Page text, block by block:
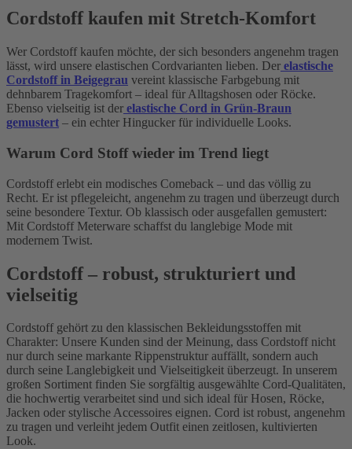
Cordstoff kaufen mit Stretch-Komfort
Wer Cordstoff kaufen möchte, der sich besonders angenehm tragen
lässt, wird unsere elastischen Cordvarianten lieben. Der elastische
Cordstoff in Beigegrau vereint klassische Farbgebung mit
dehnbarem Tragekomfort – ideal für Alltagshosen oder Röcke.
Ebenso vielseitig ist der elastische Cord in Grün-Braun
gemustert – ein echter Hingucker für individuelle Looks.
Warum Cord Stoff wieder im Trend liegt
Cordstoff erlebt ein modisches Comeback – und das völlig zu
Recht. Er ist pflegeleicht, angenehm zu tragen und überzeugt durch
seine besondere Textur. Ob klassisch oder ausgefallen gemustert:
Mit Cordstoff Meterware schaffst du langlebige Mode mit
modernem Twist.
Cordstoff – robust, strukturiert und
vielseitig
Cordstoff gehört zu den klassischen Bekleidungsstoffen mit
Charakter: Unsere Kunden sind der Meinung, dass Cordstoff nicht
nur durch seine markante Rippenstruktur auffällt, sondern auch
durch seine Langlebigkeit und Vielseitigkeit überzeugt. In unserem
großen Sortiment finden Sie sorgfältig ausgewählte Cord-Qualitäten,
die hochwertig verarbeitet sind und sich ideal für Hosen, Röcke,
Jacken oder stylische Accessoires eignen. Cord ist robust, angenehm
zu tragen und verleiht jedem Outfit einen zeitlosen, kultivierten
Look.